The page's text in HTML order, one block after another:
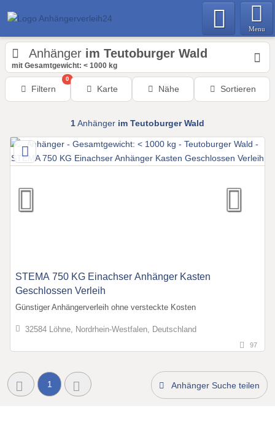
Menu
Anhänger im Teutoburger Wald
mit Gesamtgewicht: < 1000 kg
Filtern
0
Karte Nähe Sortieren
1Anhänger im Teutoburger Wald
STEMA 750 KG Einachser Anhänger Kasten
Geschlossen Verleih
Günstiger Anhängerverleih ohne versteckte Kosten
32584 Löhne, Nordrhein-Westfalen, Deutschland
97
1 Anhänger Suche teilen